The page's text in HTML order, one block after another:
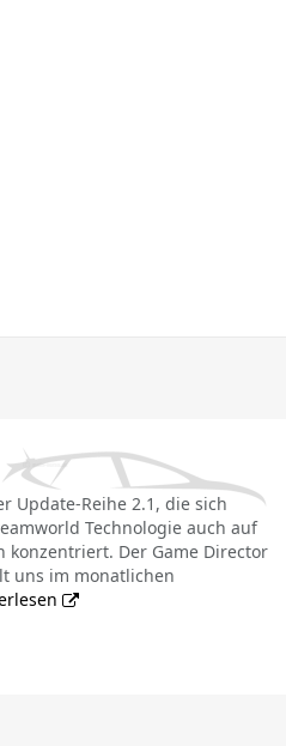
Update-Reihe 2.1, die sich
Technologie auch auf
konzentriert. Der Game Director
uns im monatlichen